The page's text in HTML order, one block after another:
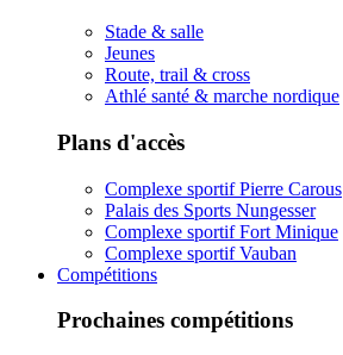
Stade & salle
Jeunes
Route, trail & cross
Athlé santé & marche nordique
Plans d'accès
Complexe sportif Pierre Carous
Palais des Sports Nungesser
Complexe sportif Fort Minique
Complexe sportif Vauban
Compétitions
Prochaines compétitions